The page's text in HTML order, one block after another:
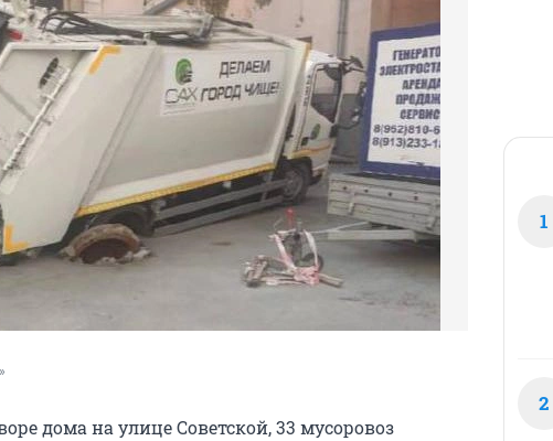
дома на улице Советской, 33 мусоровоз
1
2